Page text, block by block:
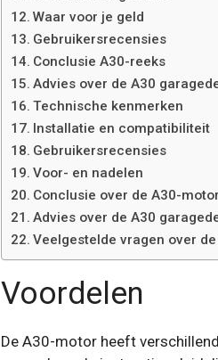
Waar voor je geld
Gebruikersrecensies
Conclusie A30-reeks
Advies over de A30
Technische kenmerken
Installatie en compatibiliteit
Gebruikersrecensies
Voor- en nadelen
Conclusie over de A30-motor
Advies over de A30
Veelgestelde vragen over
Voordelen
De A30-motor heeft